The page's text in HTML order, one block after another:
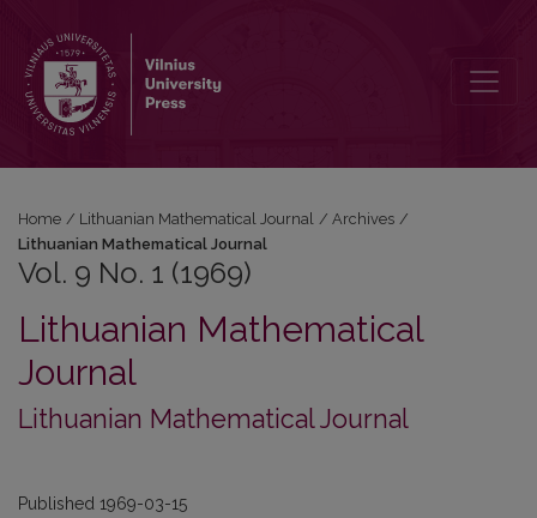
Home / Lithuanian Mathematical Journal / Archives /
Lithuanian Mathematical Journal
Vol. 9 No. 1 (1969)
Lithuanian Mathematical
Journal
Lithuanian Mathematical Journal
Published 1969-03-15